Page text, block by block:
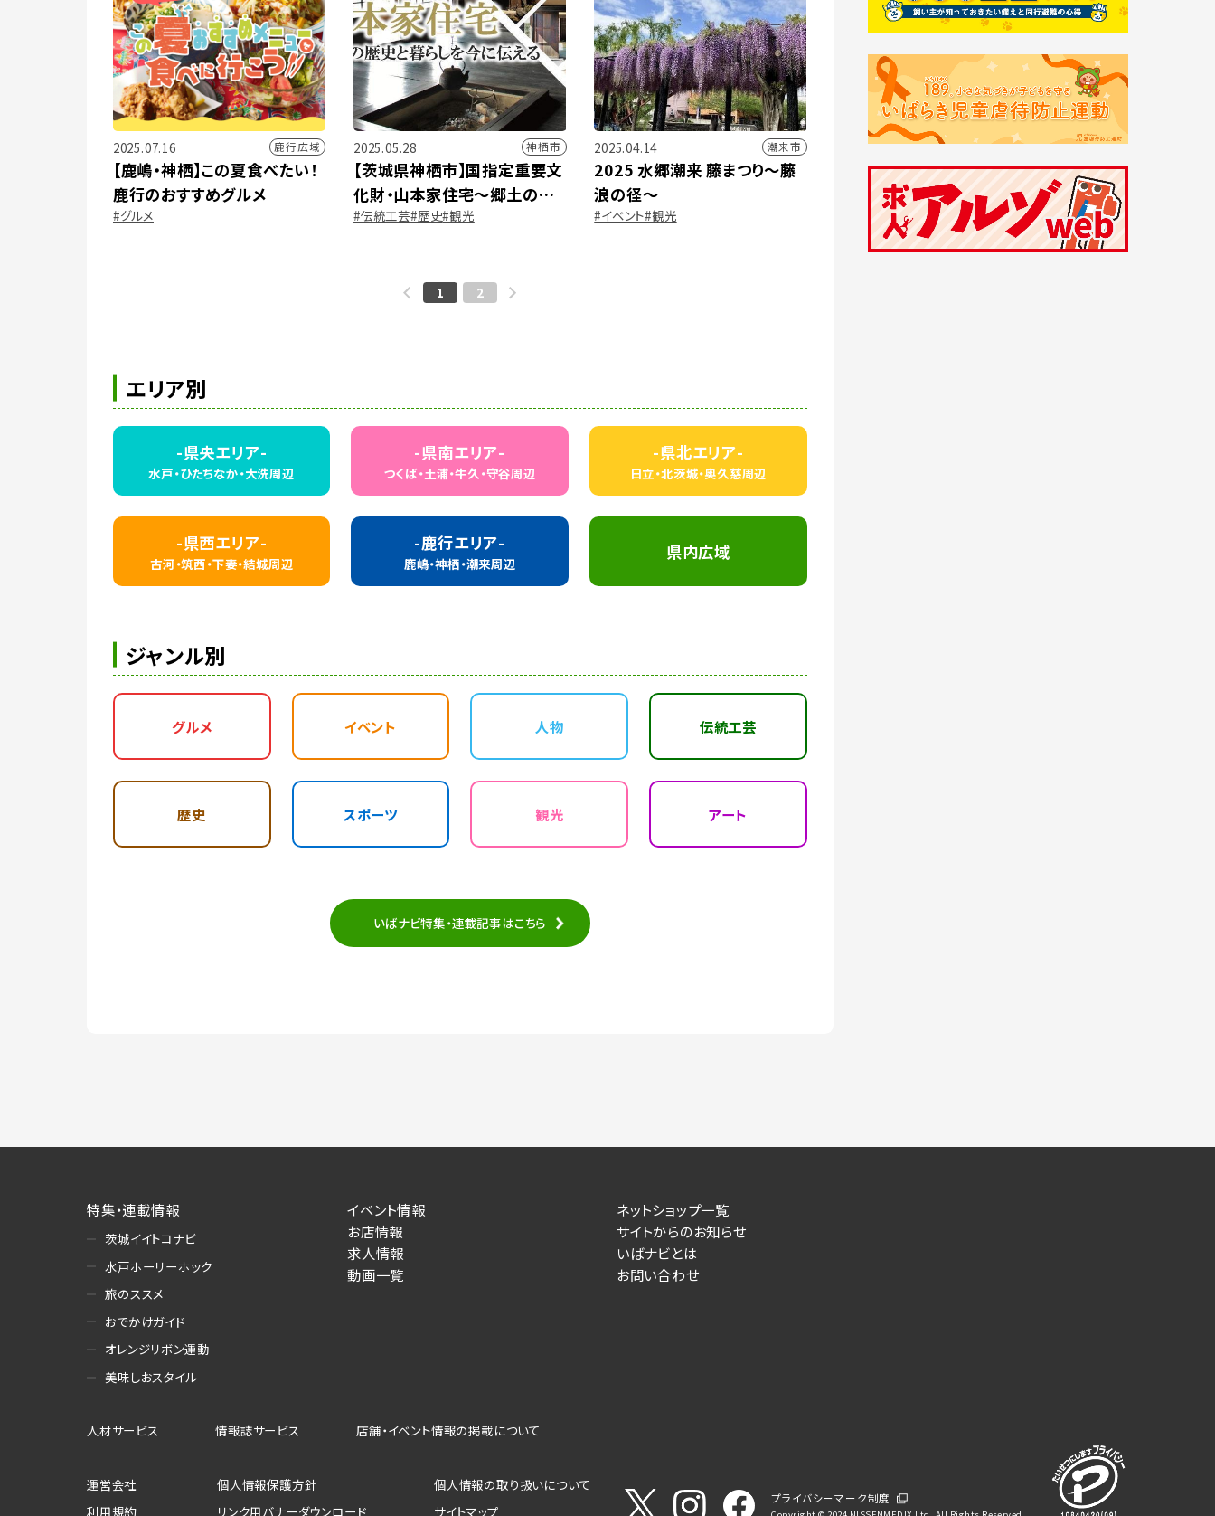
2025.07.16 鹿行広域
【鹿嶋・神栖】この夏食べたい！
鹿行のおすすめグルメ
#グルメ
2025.05.28 神栖市
【茨城県神栖市】国指定重要文
化財・山本家住宅～郷土の歴
史と暮らしを今に伝える～
#伝統工芸#歴史#観光
2025.04.14 潮来市
2025 水郷潮来 藤まつり～藤
浪の径～
#イベント#観光
1 2
エリア別
-県央エリア-
水戸・ひたちなか・大洗周辺
-県南エリア-
つくば・土浦・牛久・守谷周辺
-県北エリア-
日立・北茨城・奥久慈周辺
-県西エリア-
古河・筑西・下妻・結城周辺
-鹿行エリア-
鹿嶋・神栖・潮来周辺
県内広域
ジャンル別
グルメ イベント 人物 伝統工芸
歴史 スポーツ 観光 アート
いばナビ特集・連載記事はこちら
特集・連載情報
茨城イイトコナビ
水戸ホーリーホック
旅のススメ
おでかけガイド
オレンジリボン運動
美味しおスタイル
イベント情報
お店情報
求人情報
動画一覧
ネットショップ一覧
サイトからのお知らせ
いばナビとは
お問い合わせ
人材サービス 情報誌サービス 店舗・イベント情報の掲載について
運営会社 個人情報保護方針
個人情報の取り扱いについて
利用規約
リンク用バナーダウンロード サイトマップ
プライバシーマーク制度